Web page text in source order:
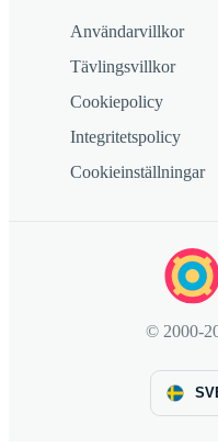
Användarvillkor
Tävlingsvillkor
Cookiepolicy
Integritetspolicy
Cookieinställningar
© 2000-